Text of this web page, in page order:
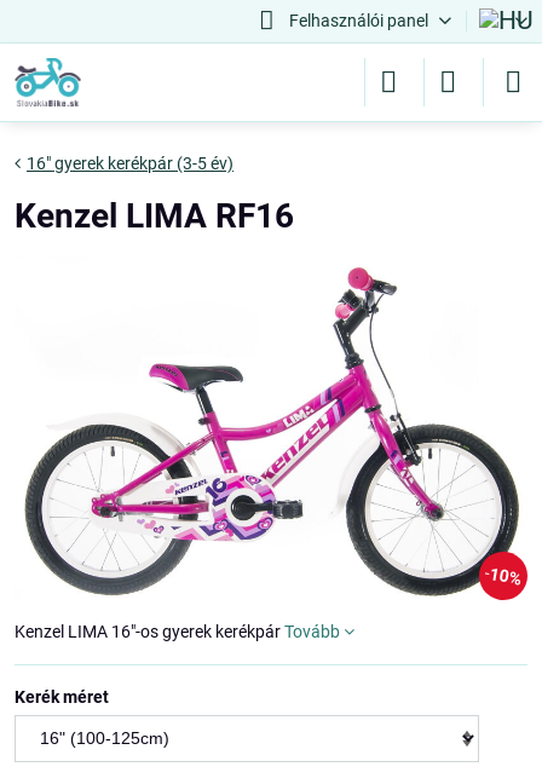
Felhasználói panel
10%
16" gyerek kerékpár (3-5 év)
Kenzel LIMA RF16
Kenzel LIMA 16"-os gyerek kerékpárTovább
Kerék méret